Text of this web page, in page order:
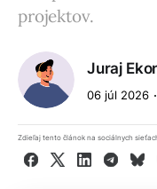
projektov.
Juraj
06 júl 2026
Zdieľaj tento článok na sociálnych
Facebook
X LinkedIn